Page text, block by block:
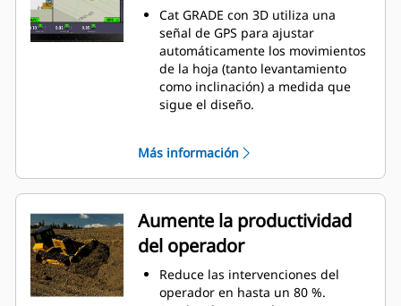
Cat GRADE con 3D utiliza una
señal de GPS para ajustar
automáticamente los movimientos
de la hoja (tanto levantamiento
como inclinación) a medida que
sigue el diseño.
reducir el costo de la duplicación
de trabajo, la mano de obra y los
materiales. Utilícelo en todas las
fases del trabajo, desde el
movimiento de tierras en grandes
cantidades hasta la nivelación de
acabado.
Utilice el sistema en superficies
planas y pendientes, así como en
Más información
Aumente la productividad
del operador
Reduce las intervenciones del
operador en hasta un 80 %.